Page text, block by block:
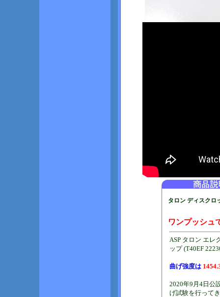
タロン ディスクロ
ワンプッシュ
ASP タロン エレ
ップ (T40EF
曲げ強度は
2020年9月4日公
げ試験を行って